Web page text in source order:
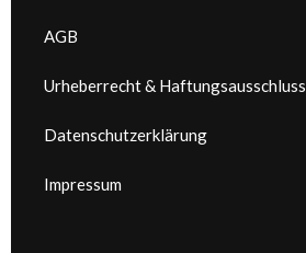
AGB
Urheberrecht & Haftungsausschluss
Datenschutzerklärung
Impressum